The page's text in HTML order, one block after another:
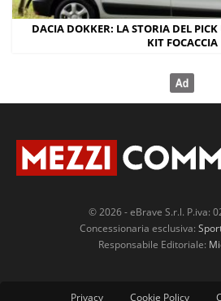
DACIA DOKKER: LA STORIA DEL
KIT FOCACCIA
© 2026 - eBrave S.r.l. P.iva:
Concessionaria esclusiva:
Responsabile Editoriale:
Privacy Cookie Policy